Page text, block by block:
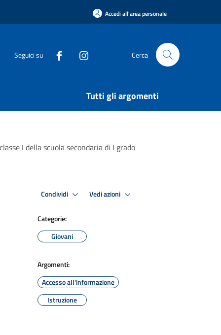
Accedi all'area personale
Seguici su Cerca
Tutti gli argomenti
I della scuola secondaria di I grado
Condividi Vedi azioni
Categorie:
Giovani
Argomenti:
Accesso all'informazione
Istruzione